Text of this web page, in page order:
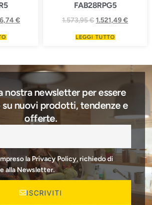
€
FAB28RPG5
1.573,95€1.521,49€
LEGGI TUTTO
nostra newsletter per essere
nuovi prodotti, tendenze e
offerte.
la Privacy Policy, richiedo di
alla Newsletter.
ISCRIVITI